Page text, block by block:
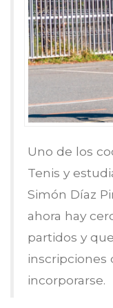
Uno de los
Tenis y
Simón Díaz
ahora hay
partidos y
inscripciones
incorporarse.